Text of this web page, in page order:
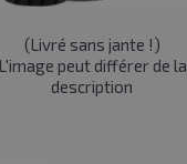
(Livré sans jante !)
L'image peut différer de la
description